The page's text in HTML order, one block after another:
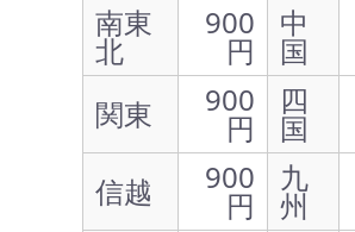
南東
北
900
円
中
国
関東
900
円
四
国
信越
900
円
九
州